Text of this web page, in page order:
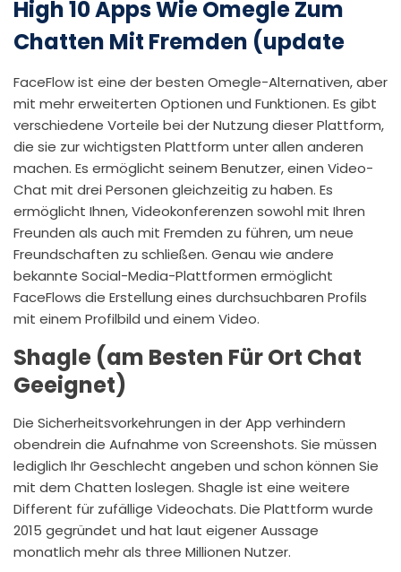
High 10 Apps Wie Omegle Zum
Chatten Mit Fremden (update
FaceFlow ist eine der besten Omegle-Alternativen, aber
mit mehr erweiterten Optionen und Funktionen. Es gibt
verschiedene Vorteile bei der Nutzung dieser Plattform,
die sie zur wichtigsten Plattform unter allen anderen
machen. Es ermöglicht seinem Benutzer, einen Video-
Chat mit drei Personen gleichzeitig zu haben. Es
ermöglicht Ihnen, Videokonferenzen sowohl mit Ihren
Freunden als auch mit Fremden zu führen, um neue
Freundschaften zu schließen. Genau wie andere
bekannte Social-Media-Plattformen ermöglicht
FaceFlows die Erstellung eines durchsuchbaren Profils
mit einem Profilbild und einem Video.
Shagle (am Besten Für Ort Chat
Geeignet)
Die Sicherheitsvorkehrungen in der App verhindern
obendrein die Aufnahme von Screenshots. Sie müssen
lediglich Ihr Geschlecht angeben und schon können Sie
mit dem Chatten loslegen. Shagle ist eine weitere
Different für zufällige Videochats. Die Plattform wurde
2015 gegründet und hat laut eigener Aussage
monatlich mehr als three Millionen Nutzer.